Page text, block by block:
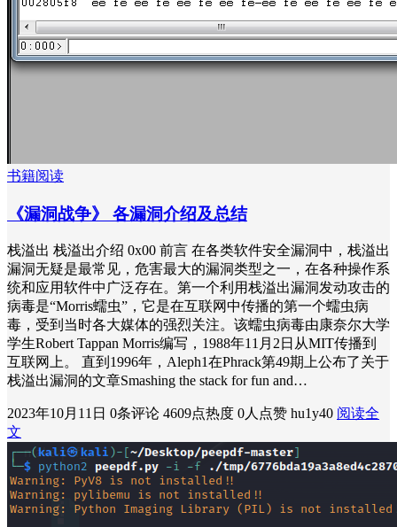
书籍阅读
《漏洞战争》 各漏洞介绍及总结
栈溢出 栈溢出介绍 0x00 前言 在各类软件安全漏洞中，栈溢出
漏洞无疑是最常见，危害最大的漏洞类型之一，在各种操作系
统和应用软件中广泛存在。第一个利用栈溢出漏洞发动攻击的
病毒是“Morris蠕虫”，它是在互联网中传播的第一个蠕虫病
毒，受到当时各大媒体的强烈关注。该蠕虫病毒由康奈尔大学
学生Robert Tappan Morris编写，1988年11月2日从MIT传播到
互联网上。 直到1996年，Aleph1在Phrack第49期上公布了关于
栈溢出漏洞的文章Smashing the stack for fun and…
2023年10月11日 0条评论 4609点热度 0人点赞 hu1y40 阅读全
文